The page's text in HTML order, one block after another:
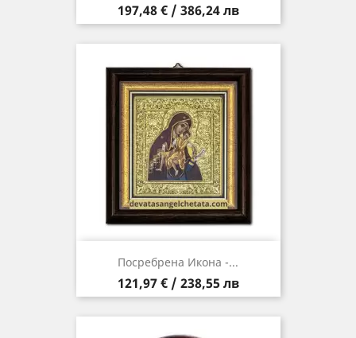
Цена
197,48 € / 386,24 лв
Посребрена Икона -...
Цена
121,97 € / 238,55 лв